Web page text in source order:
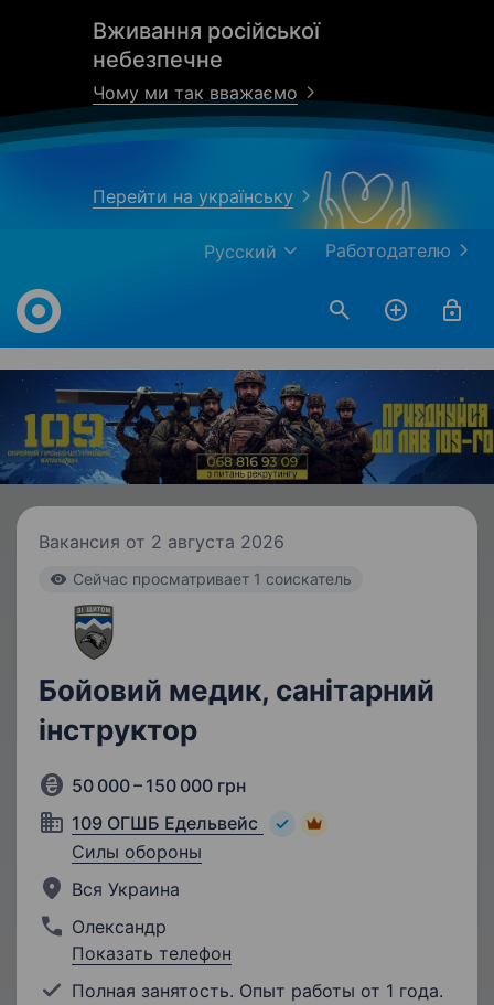
Вживання російської
небезпечне
Чому ми так вважаємо
Перейти на українську
Работодателю
Русский
Work.ua
Вакансия от 2 августа 2026
Cейчас просматривает 1 соискатель
Бойовий медик, санітарний
інструктор
50 000 – 150 000 грн
109 ОГШБ Едельвейс
Силы обороны
Вся Украина
Олександр
Показать телефон
Полная занятость. Опыт работы от 1 года.